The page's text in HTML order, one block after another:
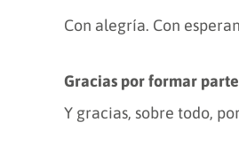
Con alegría. Con
Gracias por formar
Y gracias, sobre todo, por